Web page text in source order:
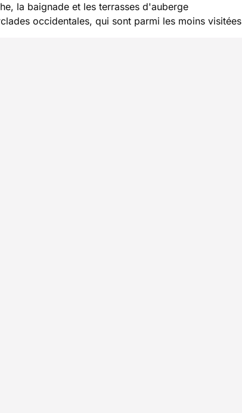
la baignade et les terrasses d'auberge
occidentales, qui sont parmi les moins visitées